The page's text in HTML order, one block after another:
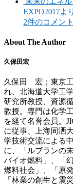
EXPO2017より
2件のコメント
About The Author
久保田宏
久保田 宏；東京工
れ、北海道大学工
研究所教授、資源
教授。専門は化学
を経て名誉会員。
に従事、上海同洒
学技術交流による
に、「ルブランの
バイオ燃料」、「
燃料社会」、「原
「林業の創生と震